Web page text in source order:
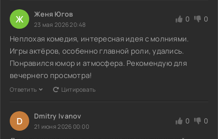
Ж Женя Югов
23 мая 2026 20:48
0 0
Неплохая комедия, интересная идея с молниями.
Игры актёров, особенно главной роли, удались.
Понравился юмор и атмосфера. Рекомендую для
вечернего просмотра!
Ответить Цитировать
D Dmitry Ivanov
21 июня 2026 00:00
0 0